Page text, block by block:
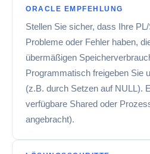
ORACLE EMPFEHLUNG
Stellen Sie sicher, dass Ihre
Probleme oder Fehler haben,
übermäßigen
Programmatisch freigeben Sie
(z.B. durch Setzen auf NULL).
verfügbare Shared oder
angebracht).